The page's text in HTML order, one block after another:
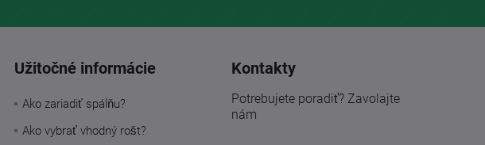
Užitočné informácie
Ako zariadiť spálňu?
Ako vybrať vhodný rošt?
Kontakty
Potrebujete poradiť? Zavolajte
nám